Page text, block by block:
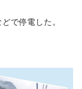
で停電した。